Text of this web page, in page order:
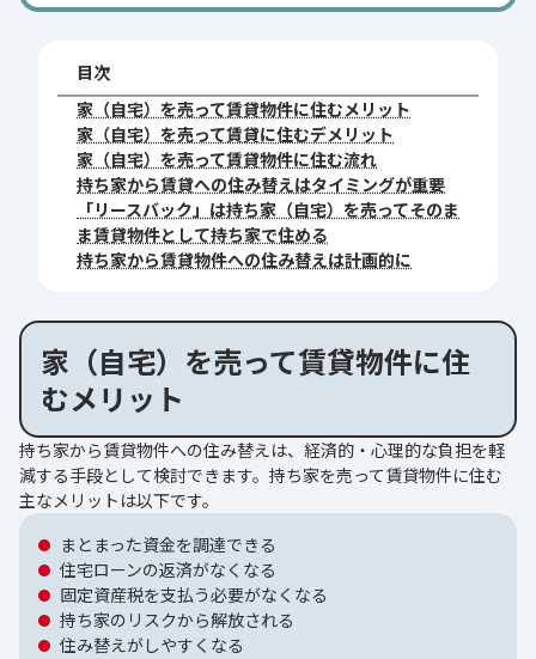
目次
家（自宅）を売って賃貸物件に住むメリット
家（自宅）を売って賃貸に住むデメリット
家（自宅）を売って賃貸物件に住む流れ
持ち家から賃貸への住み替えはタイミングが重要
「リースバック」は持ち家（自宅）を売ってそのま
ま賃貸物件として持ち家で住める
持ち家から賃貸物件への住み替えは計画的に
家（自宅）を売って賃貸物件に住
むメリット
持ち家から賃貸物件への住み替えは、経済的・心理的な負担を軽
減する手段として検討できます。持ち家を売って賃貸物件に住む
主なメリットは以下です。
まとまった資金を調達できる
住宅ローンの返済がなくなる
固定資産税を支払う必要がなくなる
持ち家のリスクから解放される
住み替えがしやすくなる